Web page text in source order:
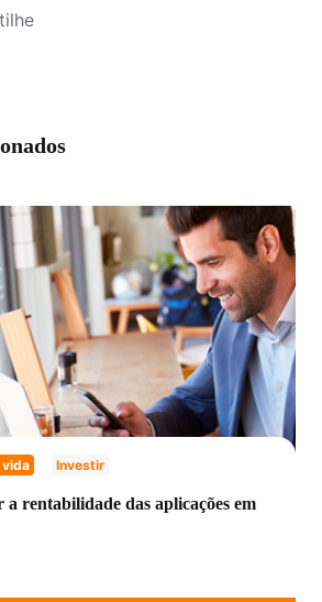
vida Investir
a rentabilidade das aplicações em